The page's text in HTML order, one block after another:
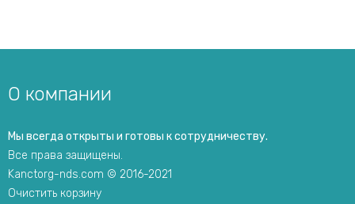
О компании
Мы всегда открыты и готовы к сотрудничеству.
Все права защищены.
Kanctorg-nds.com © 2016-2021
Очистить корзину